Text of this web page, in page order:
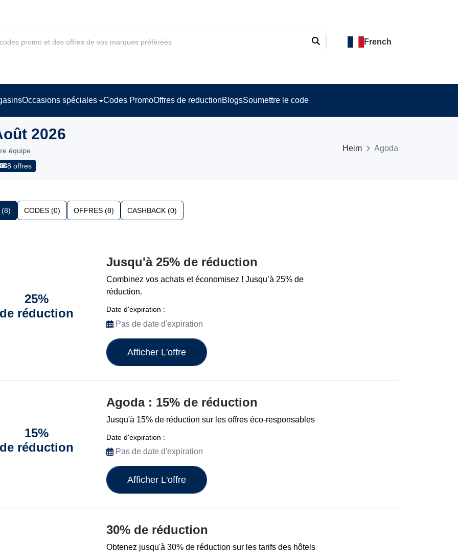
French
Occasions spéciales Codes PromoOffres de reductionBlogsSoumettre le code
2026
équipe
8 offres
Heim Agoda
(8) CODES (0) OFFRES (8) CASHBACK (0)
25%
réduction
Jusqu'à 25% de réduction
Combinez vos achats et économisez ! Jusqu’à 25% de
réduction.
Date d'expiration :
Pas de date d'expiration
Afficher L'offre
15%
réduction
Agoda : 15% de réduction
Jusqu'à 15% de réduction sur les offres éco-responsables
Date d'expiration :
Pas de date d'expiration
Afficher L'offre
30% de réduction
Obtenez jusqu'à 30% de réduction sur les tarifs des hôtels